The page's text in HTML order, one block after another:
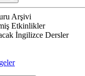
Arşivi
Etkinlikler
İngilizce Dersler